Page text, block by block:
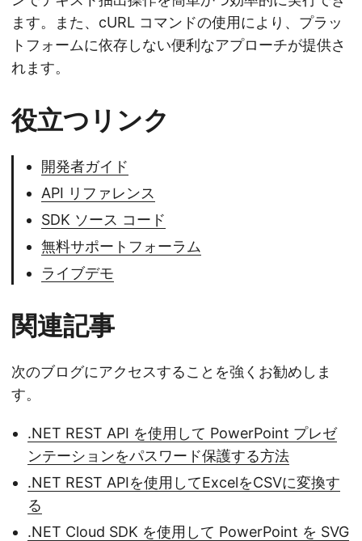
ます。また、cURL コマンドの使用により、プラッ
トフォームに依存しない便利なアプローチが提供さ
れます。
役立つリンク
開発者ガイド
API リファレンス
SDK ソース コード
無料サポートフォーラム
ライブデモ
関連記事
次のブログにアクセスすることを強くお勧めしま
す。
.NET REST API を使用して PowerPoint プレゼ
ンテーションをパスワード保護する方法
.NET REST APIを使用してExcelをCSVに変換す
る
.NET Cloud SDK を使用して PowerPoint を SVG